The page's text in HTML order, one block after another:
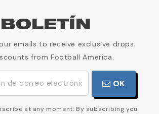
BOLETÍN
emails to receive exclusive drops
from Football America.
OK
at any moment. By subscribing you